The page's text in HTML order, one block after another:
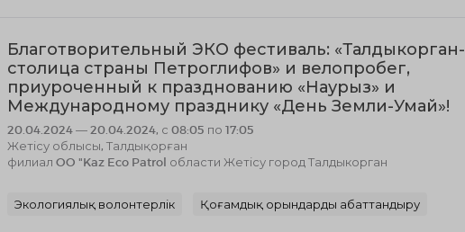
Благотворительный ЭКО фестиваль: «Талдыкорган-
столица страны Петроглифов» и велопробег,
приуроченный к празднованию «Наурыз» и
Международному празднику «День Земли-Умай»!
20.04.2024 — 20.04.2024, с 08:05 по 17:05
Жетісу облысы, Талдықорған
филиал OO "Kaz Eco Patrol области Жетісу город Талдыкорган
Экологиялық волонтерлік Қоғамдық орындарды абаттандыру